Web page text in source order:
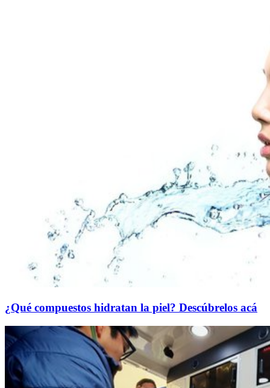
¿Qué compuestos hidratan la piel? Descúbrelos acá